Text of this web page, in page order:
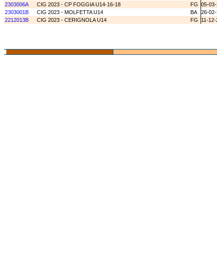
2303006A
CIG 2023 - CP FOGGIA U14-16-18 FG 05-
2303001B
CIG 2023 - MOLFETTA U14 BA
26-
2212013B
CIG 2023 - CERIGNOLA U14 FG 11-